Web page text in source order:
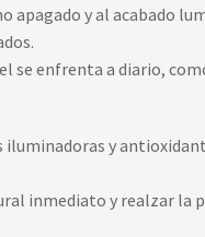
y al acabado
se enfrenta a diario,
y
inmediato y realzar la